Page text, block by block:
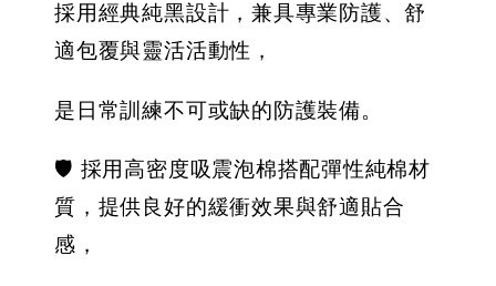
採用經典純黑設計，兼具專業防護、舒
適包覆與靈活活動性，
是日常訓練不可或缺的防護裝備。
🛡️ 採用高密度吸震泡棉搭配彈性純棉材
質，提供良好的緩衝效果與舒適貼合
感，